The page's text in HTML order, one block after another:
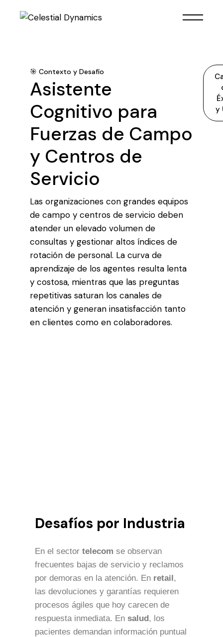
🎯 Contexto y Desafío
Asistente
Cognitivo para
Fuerzas de Campo
y Centros de
Servicio
Las organizaciones con grandes equipos
de campo y centros de servicio deben
atender un elevado volumen de
consultas y gestionar altos índices de
rotación de personal. La curva de
aprendizaje de los agentes resulta lenta
y costosa, mientras que las preguntas
repetitivas saturan los canales de
atención y generan insatisfacción tanto
en clientes como en colaboradores.
Desafíos por Industria
En el sector telecom se observan
frecuentes bajas de servicio y reclamos
por demoras en la atención. En retail,
las devoluciones y garantías requieren
procesos ágiles que hoy carecen de
respuesta inmediata. En salud, los
pacientes demandan información puntual
y